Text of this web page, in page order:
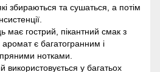
збираються та сушаться, а потім
гострий, пікантний смак з
є багатогранним і
нотками.
у багатьох